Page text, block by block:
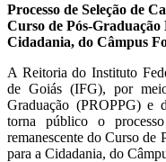
Processo de Seleção de
Curso de Pós-Graduação
Cidadania, do Câmpus
A Reitoria do Instituto
de Goiás (IFG), por
Graduação (PROPPG) e
torna público o
remanescente do Curso de
para a Cidadania, do